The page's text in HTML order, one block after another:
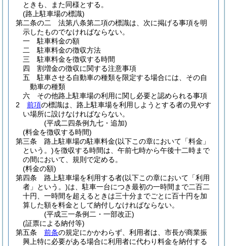
ときも、また同様とする。
(路上駐車場の標識)
第二条の二
法第八条第二項の標識は、次に掲げる事項を明
示したものでなければならない。
一
駐車料金の額
二
駐車料金の徴収方法
三
駐車料金を徴収する時間
四
割増金の徴収に関する注意事項
五
駐車させる自動車の種類を限定する場合には、その自
動車の種類
六
その他路上駐車場の利用に関し必要と認められる事項
2
前項の標識は、路上駐車場を利用しようとする者の見やす
い場所に設けなければならない。
(平成二四条例九七・追加)
(料金を徴収する時間)
第三条
路上駐車場の駐車料金(以下この章において「料金」
という。)を徴収する時間は、午前七時から午後十二時まで
の間において、規則で定める。
(料金の額)
第四条
路上駐車場を利用する者(以下この章において「利用
者」という。)は、駐車一台につき最初の一時間まで二百二
十円、一時間を超えるときは三十分までごとに百十円を加
算した額を料金として納付しなければならない。
(平成三一条例二・一部改正)
(証票による納付等)
第五条
前条の規定にかかわらず、利用者は、市長が商業振
興上特に必要がある場合に利用者に代わり料金を納付する